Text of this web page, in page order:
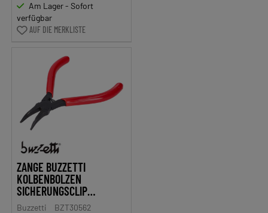
Am Lager - Sofort
verfügbar
AUF DIE MERKLISTE
ZANGE BUZZETTI
KOLBENBOLZEN
SICHERUNGSCLIP
DEMONTAGE
Buzzetti BZT30562